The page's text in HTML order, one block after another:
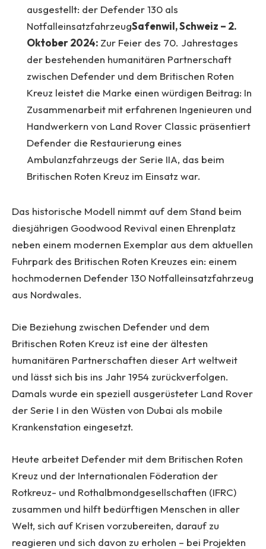
ausgestellt: der Defender 130 als
NotfalleinsatzfahrzeugSafenwil, Schweiz – 2.
Oktober 2024: Zur Feier des 70. Jahrestages
der bestehenden humanitären Partnerschaft
zwischen Defender und dem Britischen Roten
Kreuz leistet die Marke einen würdigen Beitrag: In
Zusammenarbeit mit erfahrenen Ingenieuren und
Handwerkern von Land Rover Classic präsentiert
Defender die Restaurierung eines
Ambulanzfahrzeugs der Serie IIA, das beim
Britischen Roten Kreuz im Einsatz war.
Das historische Modell nimmt auf dem Stand beim
diesjährigen Goodwood Revival einen Ehrenplatz
neben einem modernen Exemplar aus dem aktuellen
Fuhrpark des Britischen Roten Kreuzes ein: einem
hochmodernen Defender 130 Notfalleinsatzfahrzeug
aus Nordwales.
Die Beziehung zwischen Defender und dem
Britischen Roten Kreuz ist eine der ältesten
humanitären Partnerschaften dieser Art weltweit
und lässt sich bis ins Jahr 1954 zurückverfolgen.
Damals wurde ein speziell ausgerüsteter Land Rover
der Serie I in den Wüsten von Dubai als mobile
Krankenstation eingesetzt.
Heute arbeitet Defender mit dem Britischen Roten
Kreuz und der Internationalen Föderation der
Rotkreuz- und Rothalbmondgesellschaften (IFRC)
zusammen und hilft bedürftigen Menschen in aller
Welt, sich auf Krisen vorzubereiten, darauf zu
reagieren und sich davon zu erholen – bei Projekten